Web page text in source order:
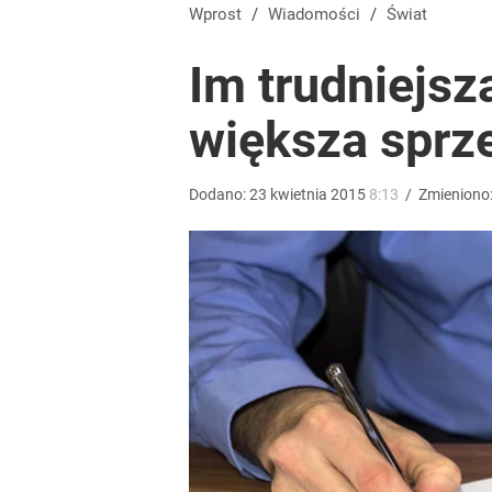
Wtedy może nastąpić przełom w Trybunale
Wrze po roku Nawrockiego. „Największa hańba”
Vistula x LOT: Elegancja w podróży. Premiera
Wprost / Wiadomości / Świat
Im
większa
Dodano:23 kwietnia 2015 8:13 / Zmieniono: